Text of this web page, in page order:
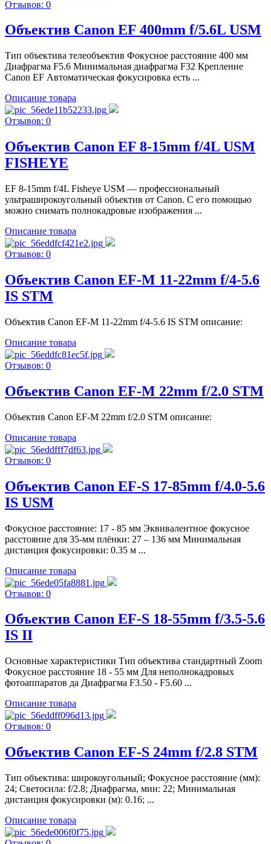
Отзывов: 0
Объектив Canon EF 400mm f/5.6L USM
Тип объектива телеобъектив Фокусное расстояние 400 мм
Диафрагма F5.6 Минимальная диафрагма F32 Крепление
Canon EF Автоматическая фокусировка есть ...
Описание товара
Отзывов: 0
Объектив Canon EF 8-15mm f/4L USM
FISHEYE
EF 8-15mm f/4L Fisheye USM — профессиональный
ультраширокоугольный объектив от Canon. С его помощью
можно снимать полнокадровые изображения ...
Описание товара
Отзывов: 0
Объектив Canon EF-M 11-22mm f/4-5.6
IS STM
Объектив Canon EF-M 11-22mm f/4-5.6 IS STM описание:
Описание товара
Отзывов: 0
Объектив Canon EF-M 22mm f/2.0 STM
Объектив Canon EF-M 22mm f/2.0 STM описание:
Описание товара
Отзывов: 0
Объектив Canon EF-S 17-85mm f/4.0-5.6
IS USM
Фокусное расстояние: 17 - 85 мм Эквивалентное фокусное
расстояние для 35-мм плёнки: 27 – 136 мм Минимальная
дистанция фокусировки: 0.35 м ...
Описание товара
Отзывов: 0
Объектив Canon EF-S 18-55mm f/3.5-5.6
IS II
Основные характеристики Тип объектива стандартный Zoom
Фокусное расстояние 18 - 55 мм Для неполнокадровых
фотоаппаратов да Диафрагма F3.50 - F5.60 ...
Описание товара
Отзывов: 0
Объектив Canon EF-S 24mm f/2.8 STM
Тип объектива: широкоугольный; Фокусное расстояние (мм):
24; Светосила: f/2.8; Диафрагма, мин: 22; Минимальная
дистанция фокусировки (м): 0.16; ...
Описание товара